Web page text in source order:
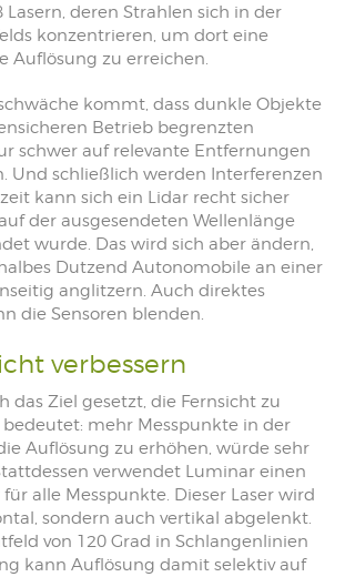
Lasern, deren Strahlen sich in der
konzentrieren, um dort eine
Auflösung zu erreichen.
kommt, dass dunkle Objekte
Betrieb begrenzten
schwer auf relevante Entfernungen
Und schließlich werden Interferenzen
kann sich ein Lidar recht sicher
der ausgesendeten Wellenlänge
wurde. Das wird sich aber ändern,
Dutzend Autonomobile an einer
anglitzern. Auch direktes
die Sensoren blenden.
verbessern
das Ziel gesetzt, die Fernsicht zu
bedeutet: mehr Messpunkte in der
Auflösung zu erhöhen, würde sehr
verwendet Luminar einen
alle Messpunkte. Dieser Laser wird
sondern auch vertikal abgelenkt.
von 120 Grad in Schlangenlinien
kann Auflösung damit selektiv auf